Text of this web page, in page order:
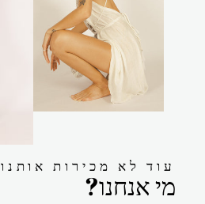
?עוד לא מכירות אותנו
?מי אנחנו